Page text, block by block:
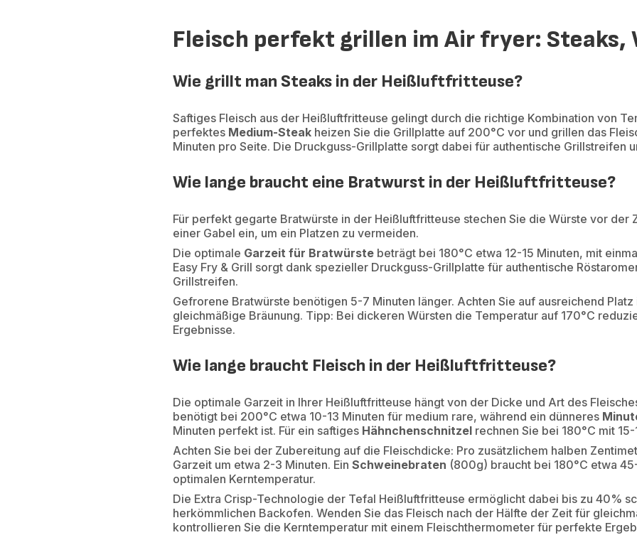
Fleisch perfekt grillen im Air fryer: Steaks,
Wie grillt man Steaks in der Heißluftfritteuse?
Saftiges Fleisch aus der Heißluftfritteuse gelingt durch die richtige Kombination von
perfektes Medium-Steak heizen Sie die Grillplatte auf 200°C vor und grillen das
Minuten pro Seite. Die Druckguss-Grillplatte sorgt dabei für authentische Grillstreifen
Wie lange braucht eine Bratwurst in der Heißluftfritteuse?
Für perfekt gegarte Bratwürste in der Heißluftfritteuse stechen Sie die Würste vor der
einer Gabel ein, um ein Platzen zu vermeiden.
Die optimale Garzeit für Bratwürste beträgt bei 180°C etwa 12-15 Minuten, mit
Easy Fry & Grill sorgt dank spezieller Druckguss-Grillplatte für authentische
Grillstreifen.
Gefrorene Bratwürste benötigen 5-7 Minuten länger. Achten Sie auf ausreichend
gleichmäßige Bräunung. Tipp: Bei dickeren Würsten die Temperatur auf 170°C
Ergebnisse.
Wie lange braucht Fleisch in der Heißluftfritteuse?
Die optimale Garzeit in Ihrer Heißluftfritteuse hängt von der Dicke und Art des
benötigt bei 200°C etwa 10-13 Minuten für medium rare, während ein dünneres
Minuten perfekt ist. Für ein saftiges Hähnchenschnitzel rechnen Sie bei 180°C mit
Achten Sie bei der Zubereitung auf die Fleischdicke: Pro zusätzlichem halben
Garzeit um etwa 2-3 Minuten. Ein Schweinebraten (800g) braucht bei 180°C etwa
optimalen Kerntemperatur.
Die Extra Crisp-Technologie der Tefal Heißluftfritteuse ermöglicht dabei bis zu 40%
herkömmlichen Backofen. Wenden Sie das Fleisch nach der Hälfte der Zeit für
kontrollieren Sie die Kerntemperatur mit einem Fleischthermometer für perfekte